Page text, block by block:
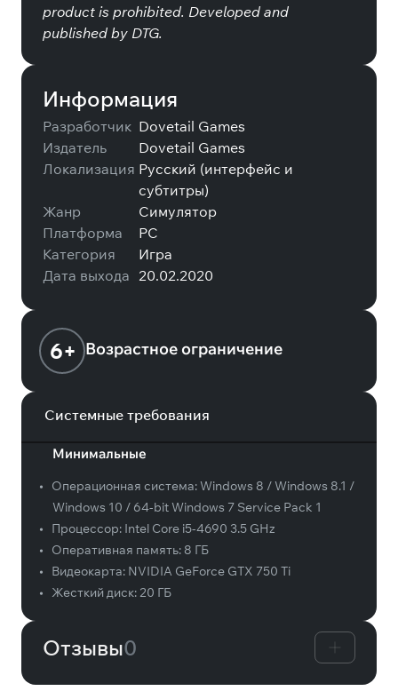
product is prohibited. Developed and
published by DTG.
Информация
Разработчик Dovetail Games
Издатель
Dovetail Games
Локализация Русский (интерфейс и
субтитры)
Жанр
Симулятор
Платформа
PC
Категория
Игра
Дата выхода 20.02.2020
6+ Возрастное ограничение
Системные требования
Минимальные
• Операционная система:Windows 8 / Windows 8.1 /
Windows 10 / 64-bit Windows 7 Service Pack 1
•
Процессор: Intel Core i5-4690 3.5 GHz
•
Оперативная память: 8 ГБ
•
Видеокарта: NVIDIA GeForce GTX 750 Ti
•
Жесткий диск:20 ГБ
Отзывы0